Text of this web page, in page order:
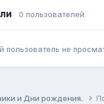
0 пользователей
не
и Дни рождения.